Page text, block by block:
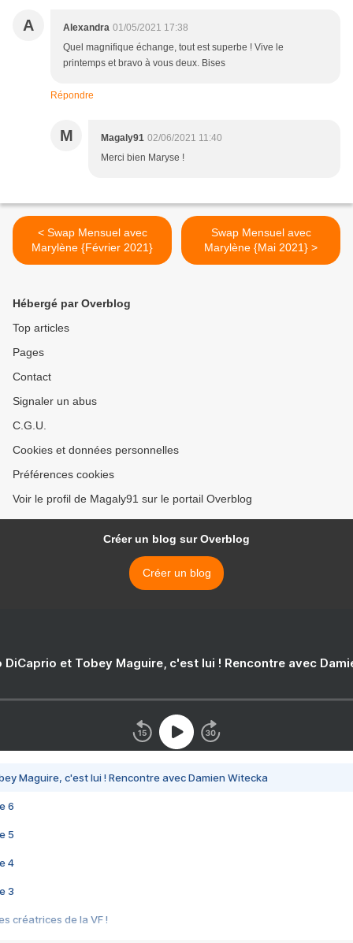
A Alexandra 01/05/2021 17:38
Quel magnifique échange, tout est superbe ! Vive le
printemps et bravo à vous deux. Bises
Répondre
M Magaly91 02/06/2021 11:40
Merci bien Maryse !
< Swap Mensuel avec
Marylène {Février 2021}
Swap Mensuel avec
Marylène {Mai 2021} >
Hébergé par Overblog
Top articles
Pages
Contact
Signaler un abus
C.G.U.
Cookies et données personnelles
Préférences cookies
Voir le profil de Magaly91 sur le portail Overblog
Créer un blog sur Overblog
Créer un blog
DiCaprio et Tobey Maguire, c'est lui ! Rencontre avec
Maguire, c'est lui ! Rencontre avec Damien Witecka
6
5
4
3
créatrices de la VF !